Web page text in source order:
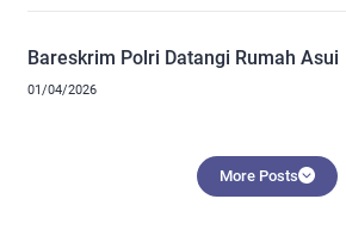
Bareskrim Polri Datangi Rumah Asui
01/04/2026
More Posts